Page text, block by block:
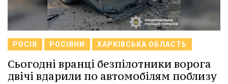
РОСІЯ РОСІЯНИ ХАРКІВСЬКА ОБЛАСТЬ
Сьогодні вранці безпілотники ворога
двічі вдарили по автомобілям поблизу